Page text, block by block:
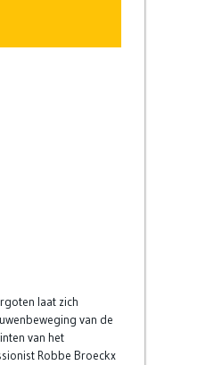
laat zich
van de
van het
Robbe Broeckx